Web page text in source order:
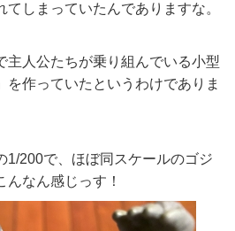
しまっていたんでありますな。
主人公たちが乗り組んでいる小型
を作っていたというわけでありま
1/200で、ほぼ同スケールのゴジ
なん感じっす！